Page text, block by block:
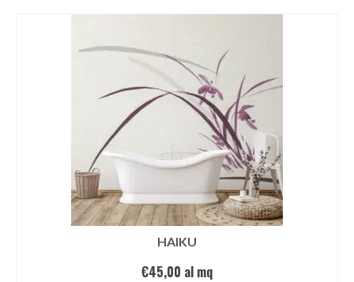
Alessandro Bulgini
Andrea Bertotti
Chen Li
Enrico T. De Paris
Marcella Pralormo
HAIKU
€45,00 al mq